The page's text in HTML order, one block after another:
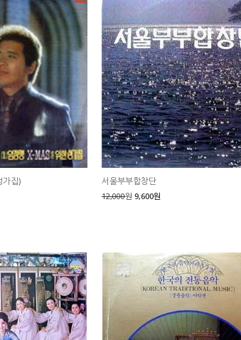
가집) 서울부부합창단
12,000원 9,600원